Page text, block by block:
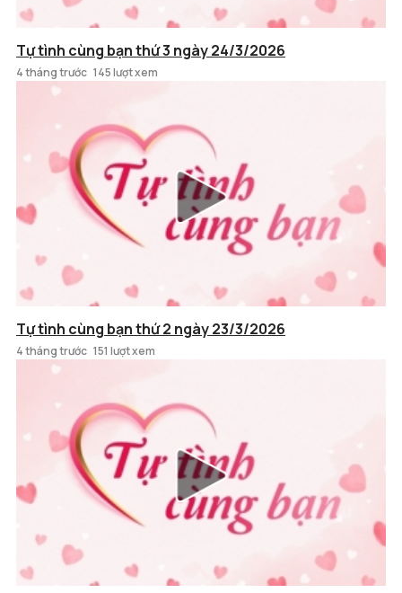
Tự tình cùng bạn thứ 3 ngày 24/3/2026
4 tháng trước 145 lượt xem
Tự tình cùng bạn thứ 2 ngày 23/3/2026
4 tháng trước 151 lượt xem